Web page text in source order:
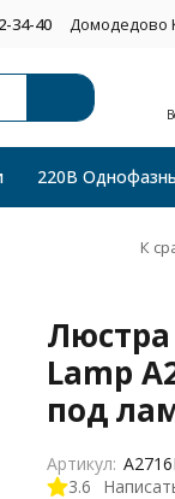
34-40 Домодедово
220В
К
Lamp
под
3.6
Артикул: